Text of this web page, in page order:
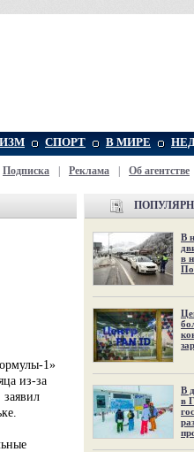
СПОРТ В МИРЕ
Подписка Реклама Об агентстве
1»
из-за
В
в
В
в